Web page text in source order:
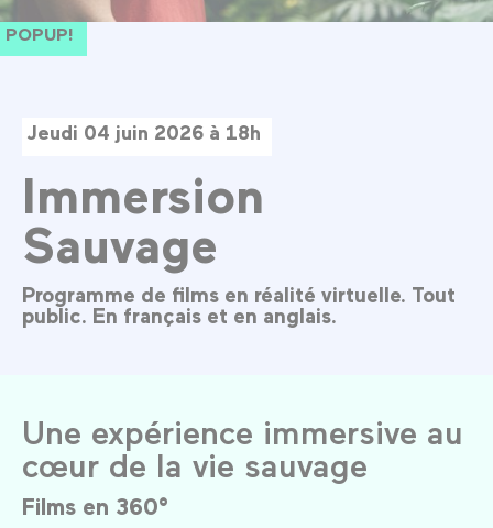
POPUP!
Jeudi 04 juin 2026 à 18h
Immersion
Sauvage
Programme de films en réalité virtuelle. Tout
public. En français et en anglais.
Une expérience immersive au
cœur de la vie sauvage
Films en 360°